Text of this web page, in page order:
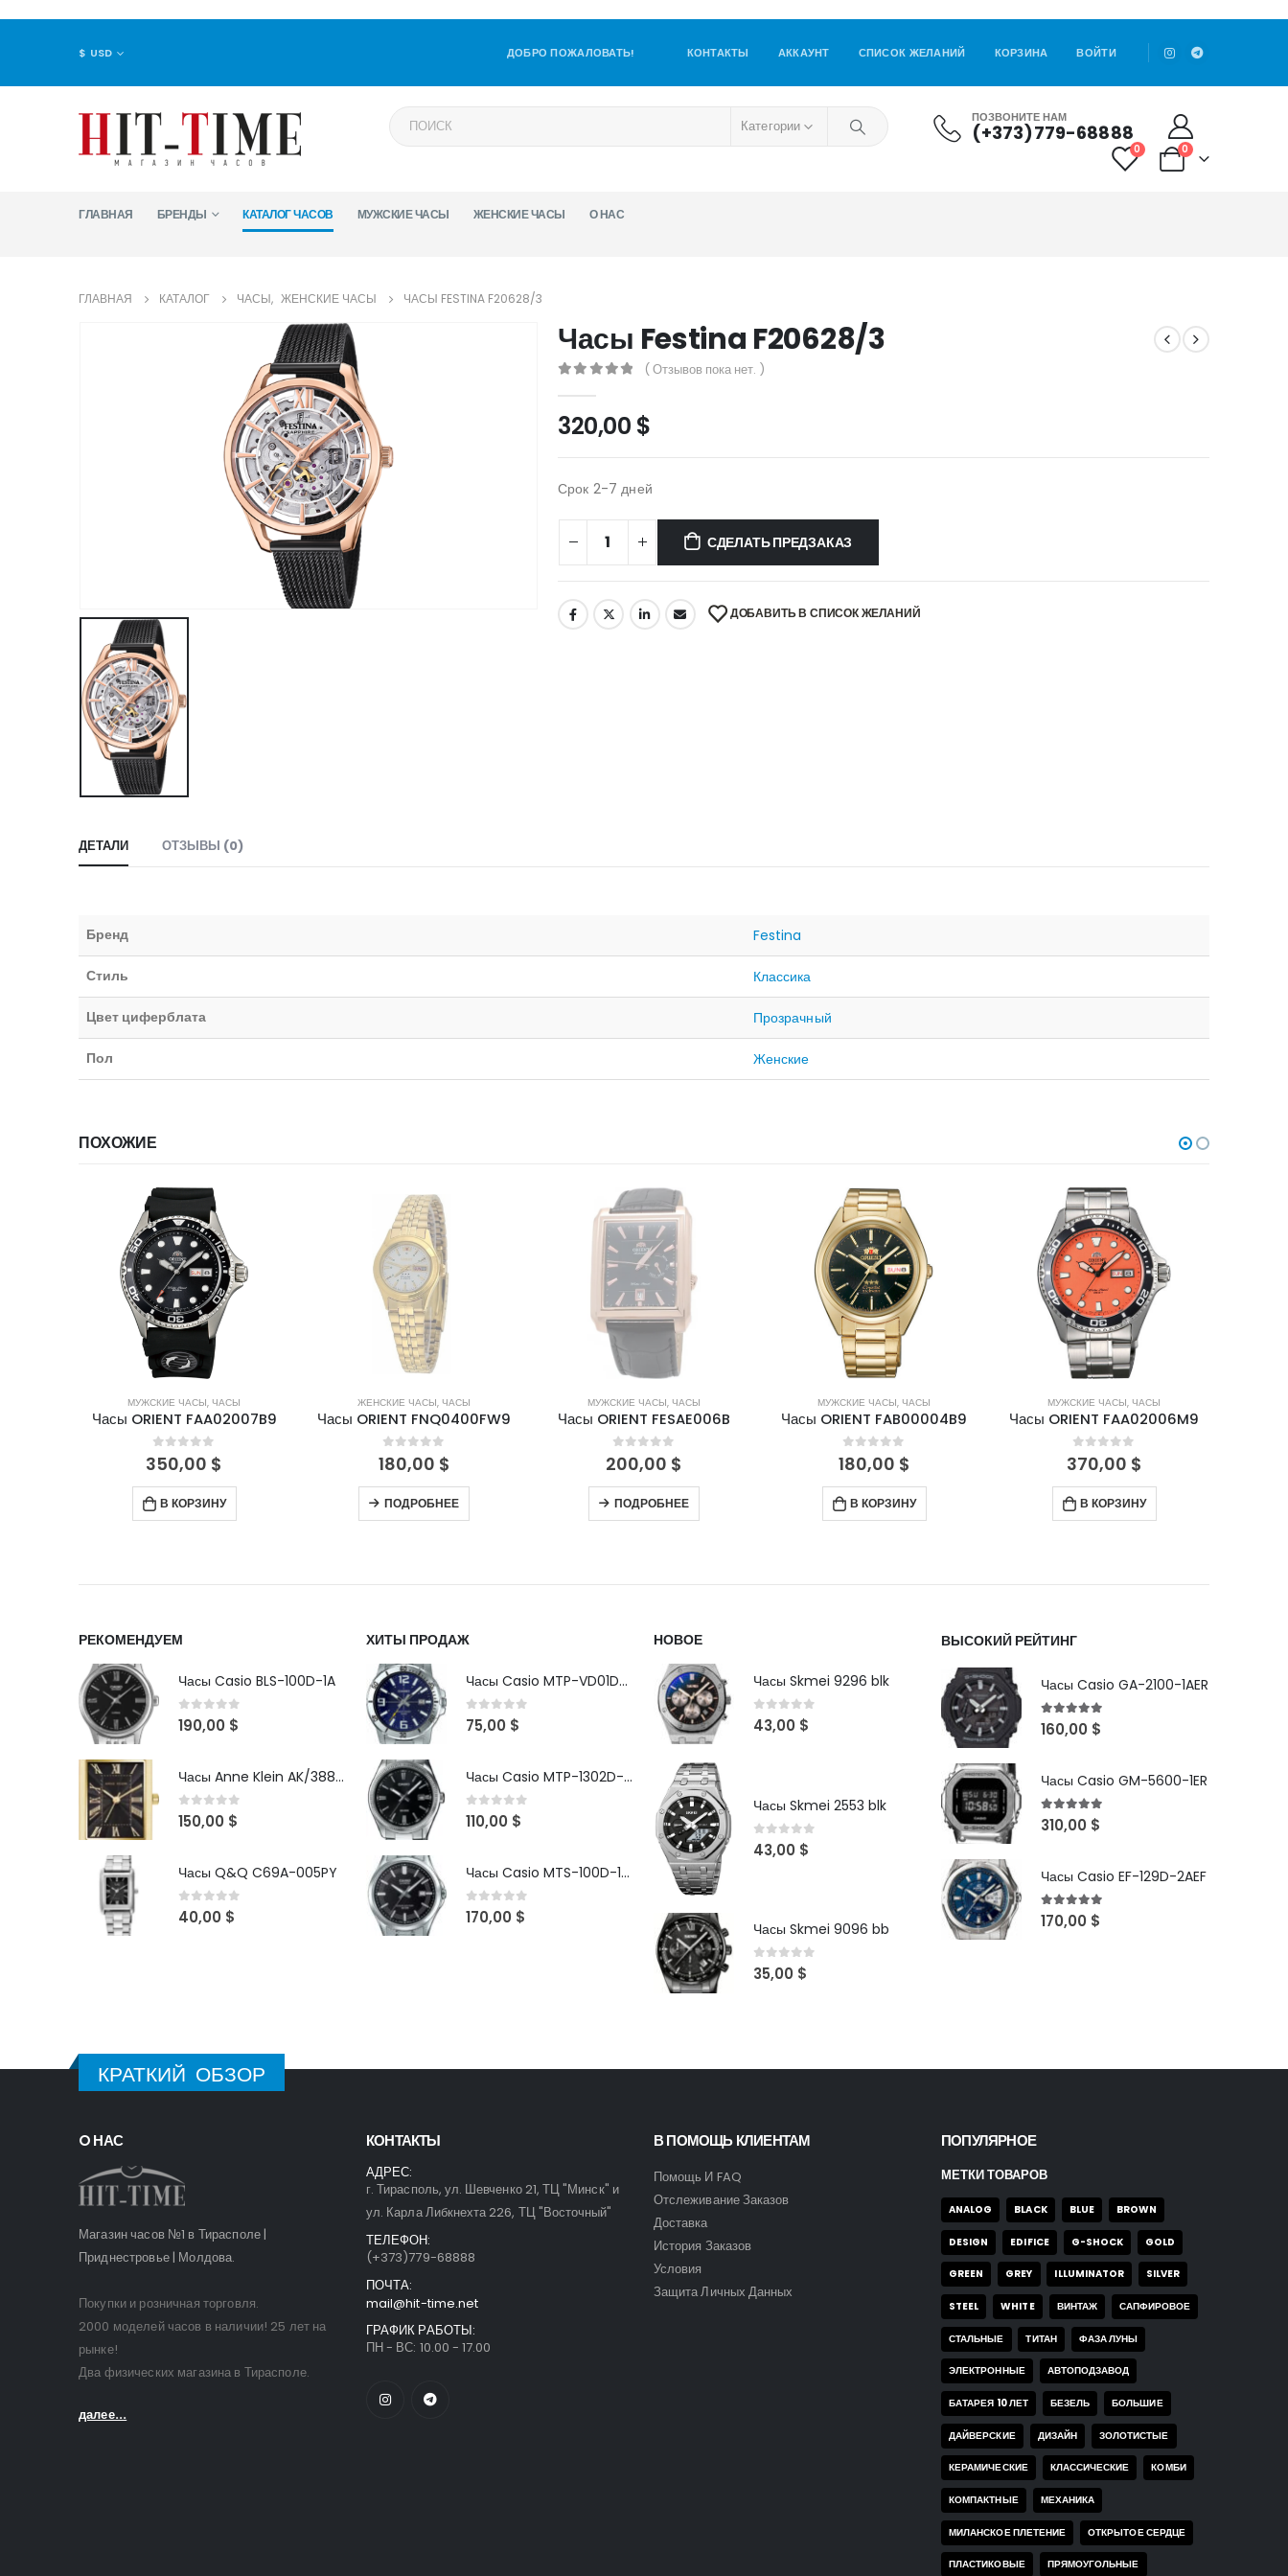
$ USD ДОБРО ПОЖАЛОВАТЬ! КОНТАКТЫ АККАУНТ СПИСОК ЖЕЛАНИЙ КОРЗИНА ВОЙТИ
Категории ПОЗВОНИТЕ НАМ
(+373)779-68888
0 0
ГЛАВНАЯ БРЕНДЫ КАТАЛОГ ЧАСОВ МУЖСКИЕ ЧАСЫ ЖЕНСКИЕ ЧАСЫ О НАС
ГЛАВНАЯ КАТАЛОГ ЧАСЫ, ЖЕНСКИЕ ЧАСЫ ЧАСЫ FESTINA F20628/3
Часы Festina F20628/3
( Отзывов пока нет. )
320,00 $
Срок 2-7 дней
СДЕЛАТЬ ПРЕДЗАКАЗ
ДОБАВИТЬ В СПИСОК ЖЕЛАНИЙ
ДЕТАЛИ ОТЗЫВЫ (0)
Бренд Festina
Стиль Классика
Цвет циферблата Прозрачный
Пол Женские
ПОХОЖИЕ
МУЖСКИЕ ЧАСЫ, ЧАСЫ
Часы ORIENT FAA02007B9
0out of 5
350,00 $
В КОРЗИНУ
НЕТ В НАЛИЧИИ
ЖЕНСКИЕ ЧАСЫ, ЧАСЫ
Часы ORIENT FNQ0400FW9
0out of 5
180,00 $
ПОДРОБНЕЕ
НЕТ В НАЛИЧИИ
МУЖСКИЕ ЧАСЫ, ЧАСЫ
Часы ORIENT FESAE006B
0out of 5
200,00 $
ПОДРОБНЕЕ
МУЖСКИЕ ЧАСЫ, ЧАСЫ
Часы ORIENT FAB00004B9
0out of 5
180,00 $
В КОРЗИНУ
МУЖСКИЕ ЧАСЫ, ЧАСЫ
Часы ORIENT FAA02006M9
0out of 5
370,00 $
В КОРЗИНУ
РЕКОМЕНДУЕМ
Часы Casio BLS-100D-1A
0out of 5
190,00 $
Часы Anne Klein AK/3882BKGB
0out of 5
150,00 $
Часы Q&Q C69A-005PY
0 out of 5
40,00 $
ХИТЫ ПРОДАЖ
Часы Casio MTP-VD01D-2B
0out of 5
75,00 $
Часы Casio MTP-1302D-1A1VDF
0out of 5
110,00 $
Часы Casio MTS-100D-1AV
0out of 5
170,00 $
НОВОЕ
Часы Skmei 9296 blk
0 out of 5
43,00 $
Часы Skmei 2553 blk
0 out of 5
43,00 $
Часы Skmei 9096 bb
0out of 5
35,00 $
ВЫСОКИЙ РЕЙТИНГ
Часы Casio GA-2100-1AER
5out of 5
160,00 $
Часы Casio GM-5600-1ER
5out of 5
310,00 $
Часы Casio EF-129D-2AEF
5out of 5
170,00 $
КРАТКИЙ ОБЗОР
O НАС
Магазин часов №1 в Тирасполе |
Приднестровье | Молдова.
Покупки и розничная торговля.
2000 моделей часов в наличии! 25 лет на
рынке!
Два физических магазина в Тирасполе.
далее...
КОНТАКТЫ
АДРЕС:
г. Тирасполь, ул. Шевченко 21, ТЦ "Минск" и
ул. Карла Либкнехта 226, ТЦ "Восточный"
ТЕЛЕФОН:
(+373)779-68888
ПОЧТА:
mail@hit-time.net
ГРАФИК РАБОТЫ:
ПН - ВС: 10.00 - 17.00
В ПОМОЩЬ КЛИЕНТАМ
Помощь И FAQ
Отслеживание Заказов
Доставка
История Заказов
Условия
Защита Личных Данных
ПОПУЛЯРНОЕ
МЕТКИ ТОВАРОВ
ANALOG BLACK BLUE BROWN
DESIGN EDIFICE G-SHOCK GOLD
GREEN GREY ILLUMINATOR SILVER
STEEL WHITE ВИНТАЖ САПФИРОВОЕ
СТАЛЬНЫЕ ТИТАН ФАЗА ЛУНЫ
ЭЛЕКТРОННЫЕ АВТОПОДЗАВОД
БАТАРЕЯ 10 ЛЕТ БЕЗЕЛЬ БОЛЬШИЕ
ДАЙВЕРСКИЕ ДИЗАЙН ЗОЛОТИСТЫЕ
КЕРАМИЧЕСКИЕ КЛАССИЧЕСКИЕ КОМБИ
КОМПАКТНЫЕ МЕХАНИКА
МИЛАНСКОЕ ПЛЕТЕНИЕ ОТКРЫТОЕ СЕРДЦЕ
ПЛАСТИКОВЫЕ ПРЯМОУГОЛЬНЫЕ